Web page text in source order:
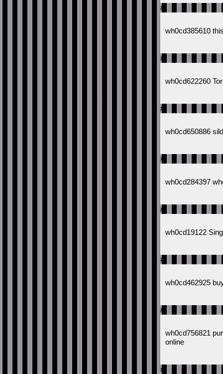
#
wh0cd385610
#
wh0cd622260
#
wh0cd650886
#
wh0cd284397
#
wh0cd19122
#
wh0cd462925
#
wh0cd756821
online
#